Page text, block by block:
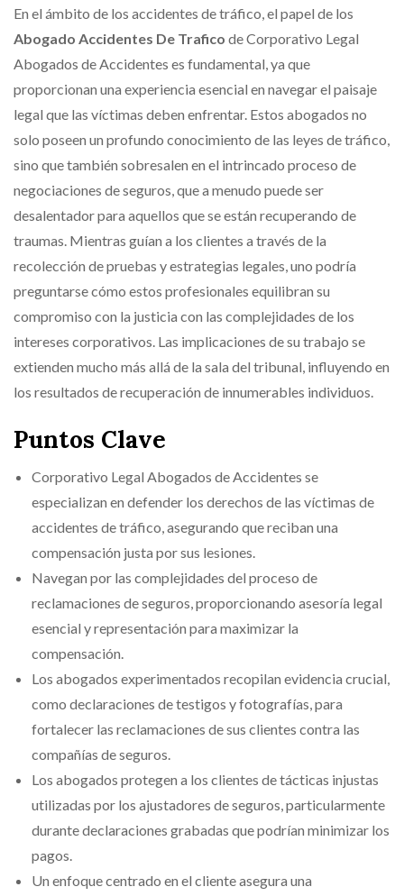
En el ámbito de los accidentes de tráfico, el papel de los
Abogado Accidentes De Trafico de Corporativo Legal
Abogados de Accidentes es fundamental, ya que
proporcionan una experiencia esencial en navegar el paisaje
legal que las víctimas deben enfrentar. Estos abogados no
solo poseen un profundo conocimiento de las leyes de tráfico,
sino que también sobresalen en el intrincado proceso de
negociaciones de seguros, que a menudo puede ser
desalentador para aquellos que se están recuperando de
traumas. Mientras guían a los clientes a través de la
recolección de pruebas y estrategias legales, uno podría
preguntarse cómo estos profesionales equilibran su
compromiso con la justicia con las complejidades de los
intereses corporativos. Las implicaciones de su trabajo se
extienden mucho más allá de la sala del tribunal, influyendo en
los resultados de recuperación de innumerables individuos.
Puntos Clave
Corporativo Legal Abogados de Accidentes se
especializan en defender los derechos de las víctimas de
accidentes de tráfico, asegurando que reciban una
compensación justa por sus lesiones.
Navegan por las complejidades del proceso de
reclamaciones de seguros, proporcionando asesoría legal
esencial y representación para maximizar la
compensación.
Los abogados experimentados recopilan evidencia crucial,
como declaraciones de testigos y fotografías, para
fortalecer las reclamaciones de sus clientes contra las
compañías de seguros.
Los abogados protegen a los clientes de tácticas injustas
utilizadas por los ajustadores de seguros, particularmente
durante declaraciones grabadas que podrían minimizar los
pagos.
Un enfoque centrado en el cliente asegura una